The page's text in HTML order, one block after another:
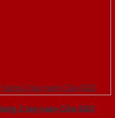
2 tay nam Cửa-SGD